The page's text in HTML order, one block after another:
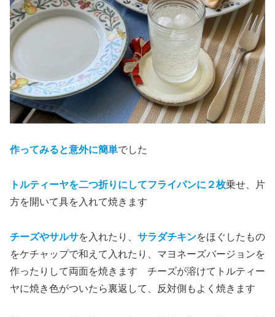
作ってみると意外に簡単でした
トルティーヤを二つ折りにしてフライパンに２枚乗せ、片
方を開いて具を入れて焼きます
チーズやサルサを入れたり、 サラダチキンをほぐしたもの
をケチャップで和えて入れたり、マヨネーズバージョンを
作ったりして両面を焼きます チーズが溶けてトルティー
ヤに焼き色がついたら裏返して、反対側もよく焼きます